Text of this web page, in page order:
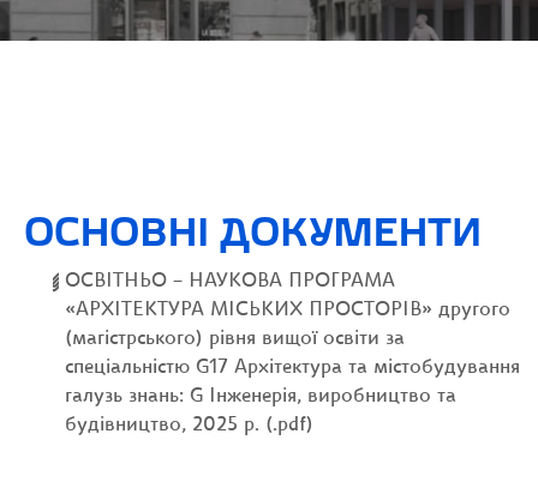
ОСНОВНІ ДОКУМЕНТИ
ОСВІТНЬО – НАУКОВА ПРОГРАМА
«АРХІТЕКТУРА МІСЬКИХ ПРОСТОРІВ» другого
(магістрського) рівня вищої освіти за
спеціальністю G17 Архітектура та містобудування
галузь знань: G Інженерія, виробництво та
будівництво, 2025 р. (.pdf)